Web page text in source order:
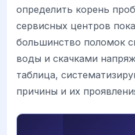
определить корень
сервисных центров
большинство поломок
воды и скачками
таблица,
причины и их